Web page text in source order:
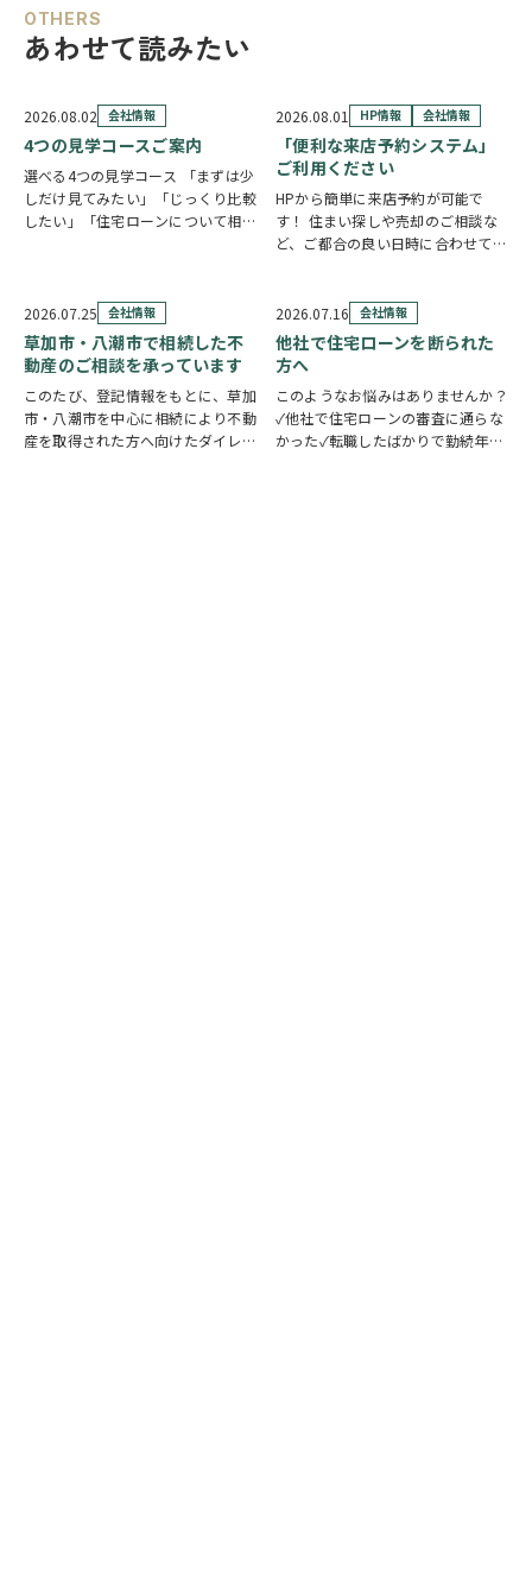
OTHERS
あわせて読みたい
2026.08.02 会社情報
4つの見学コースご案内
選べる4つの見学コース 「まずは少
しだけ見てみたい」「じっくり比較
したい」「住宅ローンについて相談
せて選べる4つの見学コースをご用
意しています。 …
2026.08.01 HP情報 会社情報
「便利な来店予約システム」
ご利用ください
HPから簡単に来店予約が可能で
す！ 住まい探しや売却のご相談な
ど、ご都合の良い日時に合わせてホ
望の日程を選んで、必要事項を入力
するだけで予約完了！ 「まずは相
談だけしたい」「気…
2026.07.25 会社情報
草加市・八潮市で相続した不
動産のご相談を承っています
このたび、登記情報をもとに、草加
市・八潮市を中心に相続により不動
産を取得された方へ向けたダイレク
2026.07.16 会社情報
他社で住宅ローンを断られた
方へ
このようなお悩みはありませんか？
✓他社で住宅ローンの審査に通らな
かった✓転職したばかりで勤続年数